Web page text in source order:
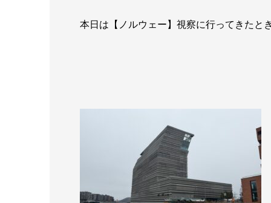
本日は【ノルウェー】視察に行ってきたと